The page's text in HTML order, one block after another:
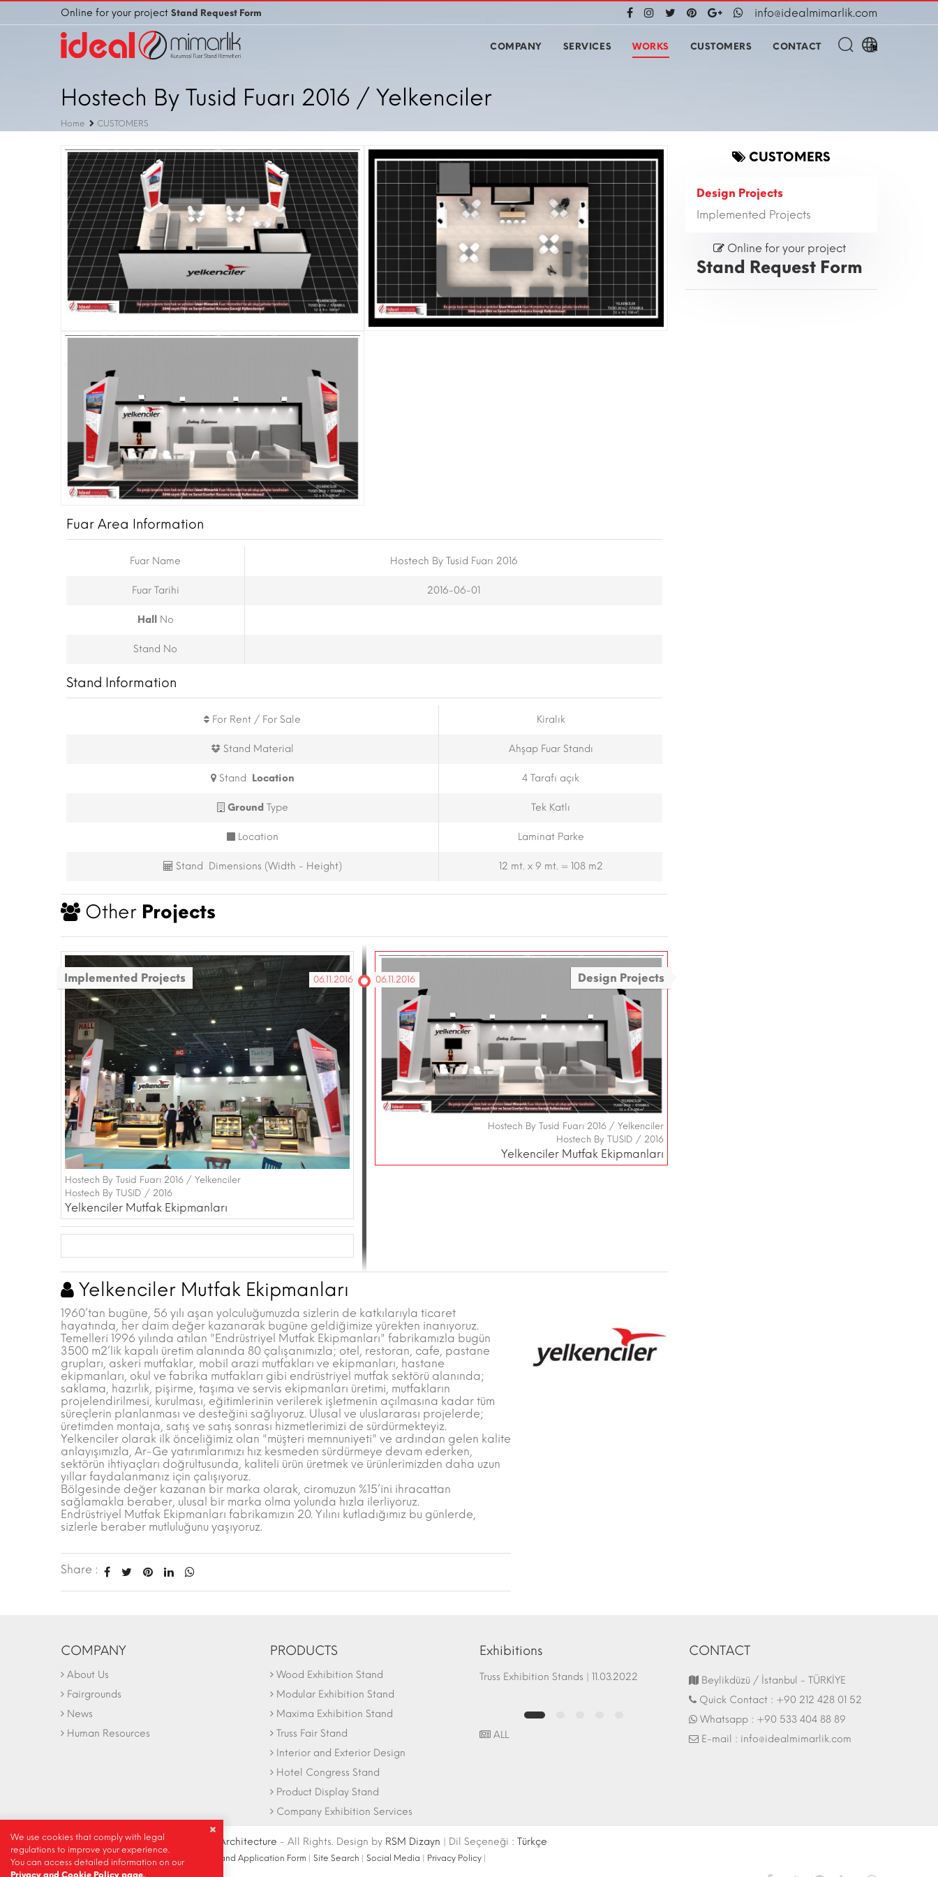
Online for your project Stand Request Form info@idealmimarlik.com
COMPANY SERVICES WORKS CUSTOMERS CONTACT
Hostech By Tusid Fuarı 2016 / Yelkenciler
Home CUSTOMERS
Fuar Area Information
Fuar Name Hostech By Tusid Fuarı 2016
Fuar Tarihi 2016-06-01
Hall No
Stand No
Stand Information
For Rent / For Sale Kiralık
Stand Material Ahşap Fuar Standı
Stand Location 4 Tarafı açık
Ground Type Tek Katlı
Location Laminat Parke
Stand Dimensions (Width - Height) 12 mt. x 9 mt. = 108 m2
Other Projects
Implemented Projects 06.11.2016
Hostech By Tusid Fuarı 2016 / Yelkenciler
Hostech By TUSID / 2016
Yelkenciler Mutfak Ekipmanları
Design Projects
06.11.2016
Hostech By Tusid Fuarı 2016 / Yelkenciler
Hostech By TUSID / 2016
Yelkenciler Mutfak Ekipmanları
Yelkenciler Mutfak Ekipmanları
1960’tan bugüne, 56 yılı aşan yolculuğumuzda sizlerin de katkılarıyla ticaret
hayatında, her daim değer kazanarak bugüne geldiğimize yürekten inanıyoruz.
Temelleri 1996 yılında atılan "Endrüstriyel Mutfak Ekipmanları" fabrikamızla bugün
3500 m2’lik kapalı üretim alanında 80 çalışanımızla; otel, restoran, cafe, pastane
grupları, askeri mutfaklar, mobil arazi mutfakları ve ekipmanları, hastane
ekipmanları, okul ve fabrika mutfakları gibi endrüstriyel mutfak sektörü alanında;
saklama, hazırlık, pişirme, taşıma ve servis ekipmanları üretimi, mutfakların
projelendirilmesi, kurulması, eğitimlerinin verilerek işletmenin açılmasına kadar tüm
süreçlerin planlanması ve desteğini sağlıyoruz. Ulusal ve uluslararası projelerde;
üretimden montaja, satış ve satış sonrası hizmetlerimizi de sürdürmekteyiz.
Yelkenciler olarak ilk önceliğimiz olan "müşteri memnuniyeti" ve ardından gelen kalite
anlayışımızla, Ar-Ge yatırımlarımızı hız kesmeden sürdürmeye devam ederken,
sektörün ihtiyaçları doğrultusunda, kaliteli ürün üretmek ve ürünlerimizden daha uzun
yıllar faydalanmanız için çalışıyoruz.
Bölgesinde değer kazanan bir marka olarak, ciromuzun %15’ini ihracattan
sağlamakla beraber, ulusal bir marka olma yolunda hızla ilerliyoruz.
Endrüstriyel Mutfak Ekipmanları fabrikamızın 20. Yılını kutladığımız bu günlerde,
sizlerle beraber mutluluğunu yaşıyoruz.
Share :
CUSTOMERS
Design Projects
Implemented Projects
Online for your project
Stand Request Form
COMPANY
About Us
Fairgrounds
News
Human Resources
PRODUCTS
Wood Exhibition Stand
Modular Exhibition Stand
Maxima Exhibition Stand
Truss Fair Stand
Interior and Exterior Design
Hotel Congress Stand
Product Display Stand
Company Exhibition Services
Exhibitions
Truss Exhibition Stands | 11.03.2022 Fair Stand | 07.10.2017
ALL
CONTACT
Beylikdüzü / İstanbul - TÜRKİYE
Quick Contact : +90 212 428 01 52
Whatsapp : +90 533 404 88 89
E-mail : info@idealmimarlik.com
© Copyright 2004-2027 | Ideally Architecture - All Rights. Design by RSM Dizayn | Dil Seçeneği : Türkçe
Contact Info | Sketch| Fair Stand Application Form | Site Search | Social Media | Privacy Policy |
We use cookies that comply with legal
regulations to improve your experience.
You can access detailed information on our
Privacy and Cookie Policy page.